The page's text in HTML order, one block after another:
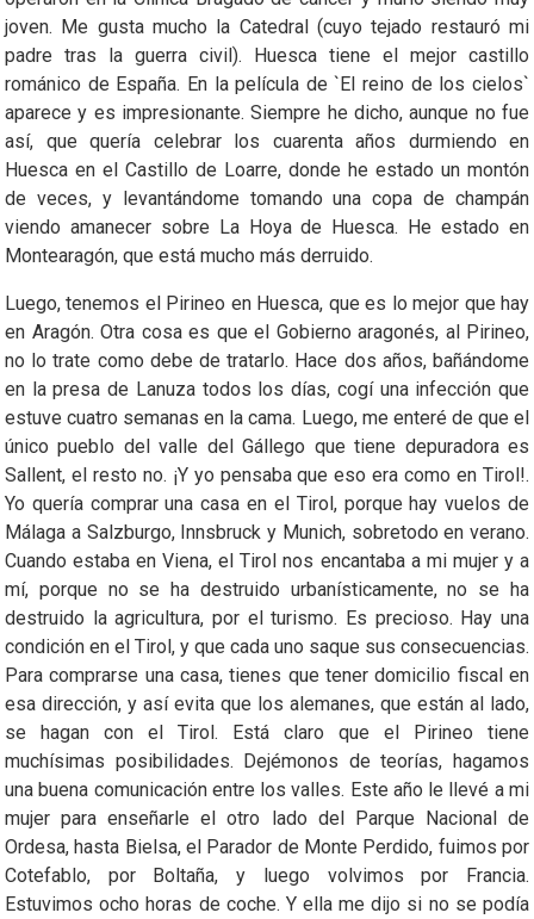
joven. Me gusta mucho la Catedral (cuyo tejado restauró mi
padre tras la guerra civil). Huesca tiene el mejor castillo
románico de España. En la película de `El reino de los cielos`
aparece y es impresionante. Siempre he dicho, aunque no fue
así, que quería celebrar los cuarenta años durmiendo en
Huesca en el Castillo de Loarre, donde he estado un montón
de veces, y levantándome tomando una copa de champán
viendo amanecer sobre La Hoya de Huesca. He estado en
Montearagón, que está mucho más derruido.
Luego, tenemos el Pirineo en Huesca, que es lo mejor que hay
en Aragón. Otra cosa es que el Gobierno aragonés, al Pirineo,
no lo trate como debe de tratarlo. Hace dos años, bañándome
en la presa de Lanuza todos los días, cogí una infección que
estuve cuatro semanas en la cama. Luego, me enteré de que el
único pueblo del valle del Gállego que tiene depuradora es
Sallent, el resto no. ¡Y yo pensaba que eso era como en Tirol!.
Yo quería comprar una casa en el Tirol, porque hay vuelos de
Málaga a Salzburgo, Innsbruck y Munich, sobretodo en verano.
Cuando estaba en Viena, el Tirol nos encantaba a mi mujer y a
mí, porque no se ha destruido urbanísticamente, no se ha
destruido la agricultura, por el turismo. Es precioso. Hay una
condición en el Tirol, y que cada uno saque sus consecuencias.
Para comprarse una casa, tienes que tener domicilio fiscal en
esa dirección, y así evita que los alemanes, que están al lado,
se hagan con el Tirol. Está claro que el Pirineo tiene
muchísimas posibilidades. Dejémonos de teorías, hagamos
una buena comunicación entre los valles. Este año le llevé a mi
mujer para enseñarle el otro lado del Parque Nacional de
Ordesa, hasta Bielsa, el Parador de Monte Perdido, fuimos por
Cotefablo, por Boltaña, y luego volvimos por Francia.
Estuvimos ocho horas de coche. Y ella me dijo si no se podía